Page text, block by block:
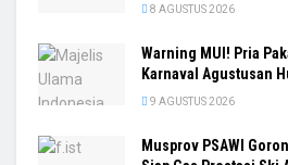
8 AGUSTUS 2026
Warning MUI! Pria
Karnaval Agustusan
9 AGUSTUS 2026
Musprov PSAWI